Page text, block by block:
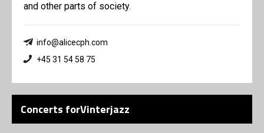
and other parts of society.
info@alicecph.com
+45 31 54 58 75
Concerts forVinterjazz